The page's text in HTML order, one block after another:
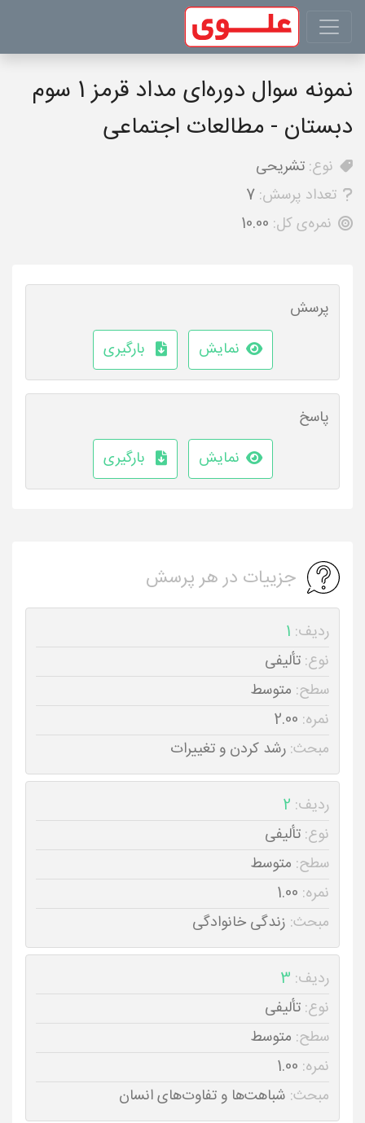
نمونه سوال دوره‌ای مداد قرمز 1 سوم
دبستان - مطالعات اجتماعی
نوع: تشریحی
تعداد پرسش: 7
نمره‌ی کل: 10.00
پرسش
نمایش
بارگیری
پاسخ
نمایش
بارگیری
جزییات در هر پرسش
ردیف: 1
نوع: تألیفی
سطح: متوسط
نمره: 2.00
مبحث: رشد کردن و تغییرات
ردیف: 2
نوع: تألیفی
سطح: متوسط
نمره: 1.00
مبحث: زندگی خانوادگی
ردیف: 3
نوع: تألیفی
سطح: متوسط
نمره: 1.00
مبحث: شباهت‌ها و تفاوت‌های انسان‌